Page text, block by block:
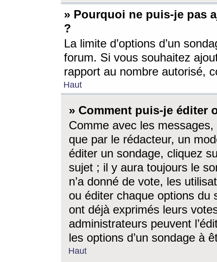
» Pourquoi ne puis-je pas
?
La limite d’options d’un
forum. Si vous souhaitez
rapport au nombre autorisé,
Haut
» Comment puis-je éditer
Comme avec les
que par le rédacteur, un
éditer un sondage, cliquez
sujet ; il y aura toujours le
n’a donné de vote, les
ou éditer chaque options du
ont déjà exprimés leurs
administrateurs peuvent
les options d’un sondage à
Haut